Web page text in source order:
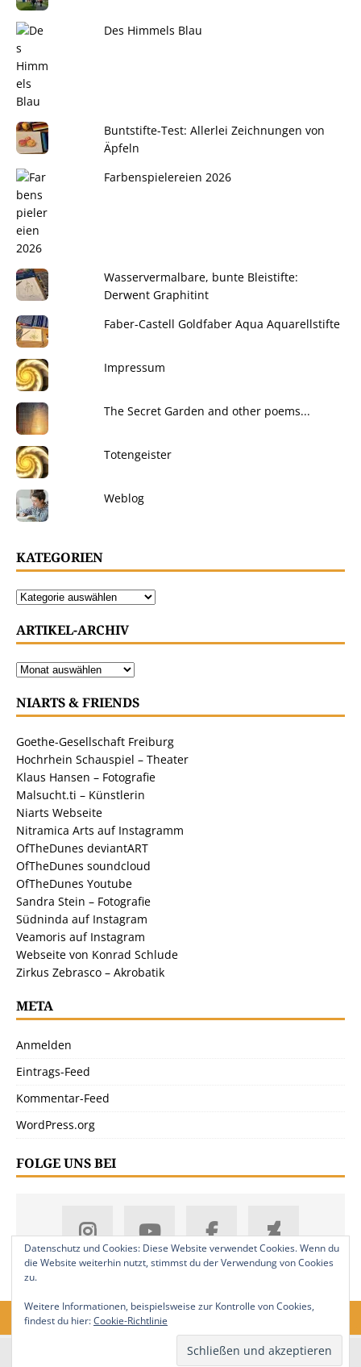
Des Himmels Blau
Buntstifte-Test: Allerlei Zeichnungen von
Äpfeln
Farbenspielereien 2026
Wasservermalbare, bunte Bleistifte:
Derwent Graphitint
Faber-Castell Goldfaber Aqua Aquarellstifte
Impressum
The Secret Garden and other poems...
Totengeister
Weblog
KATEGORIEN
ARTIKEL-ARCHIV
NIARTS & FRIENDS
Goethe-Gesellschaft Freiburg
Hochrhein Schauspiel – Theater
Klaus Hansen – Fotografie
Malsucht.ti – Künstlerin
Niarts Webseite
Nitramica Arts auf Instagramm
OfTheDunes deviantART
OfTheDunes soundcloud
OfTheDunes Youtube
Sandra Stein – Fotografie
Südninda auf Instagram
Veamoris auf Instagram
Webseite von Konrad Schlude
Zirkus Zebrasco – Akrobatik
META
Anmelden
Eintrags-Feed
Kommentar-Feed
WordPress.org
FOLGE UNS BEI
18. Jahrgang. © 2008-2026 Nitramica Arts / Anastratin.de. Alle Rechte
Datenschutz und Cookies: Diese Website verwendet Cookies. Wenn du
die Website weiterhin nutzt, stimmst du der Verwendung von Cookies
zu.
Weitere Informationen, beispielsweise zur Kontrolle von Cookies,
findest du hier:Cookie-Richtlinie